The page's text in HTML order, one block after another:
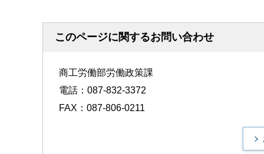
このページに関するお問い合わせ
商工労働部労働政策課
電話：087-832-3372
FAX：087-806-0211